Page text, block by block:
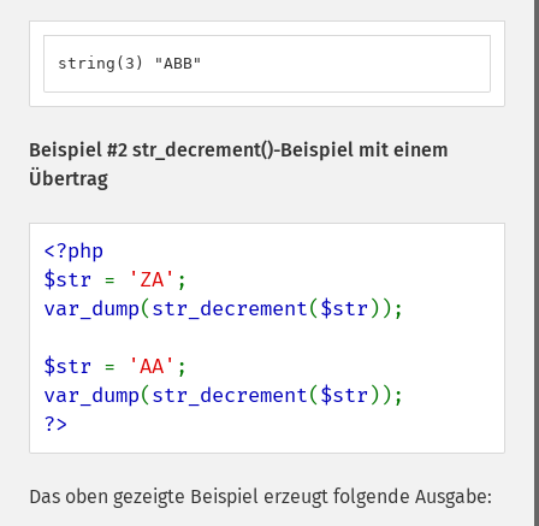
string(3) "ABB"
Beispiel #2 str_decrement()-Beispiel mit einem
Übertrag
<?php
$str = 'ZA'
var_dump(str_decrement($str ));
$str = 'AA'
var_dump(str_decrement($str
?>
Das oben gezeigte Beispiel erzeugt folgende Ausgabe: